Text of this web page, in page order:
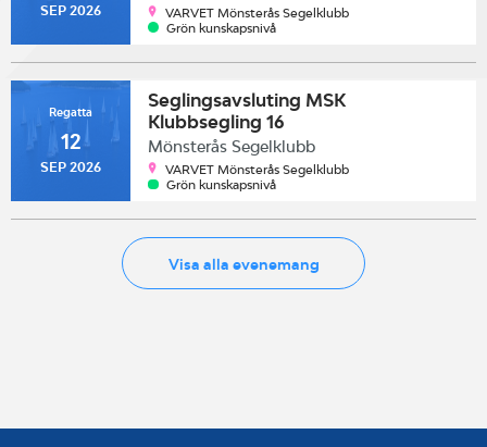
SEP 2026
VARVET Mönsterås Segelklubb
Grön kunskapsnivå
Regatta
12
SEP 2026
Seglingsavsluting MSK
Klubbsegling 16
Mönsterås Segelklubb
VARVET Mönsterås Segelklubb
Grön kunskapsnivå
Visa alla evenemang